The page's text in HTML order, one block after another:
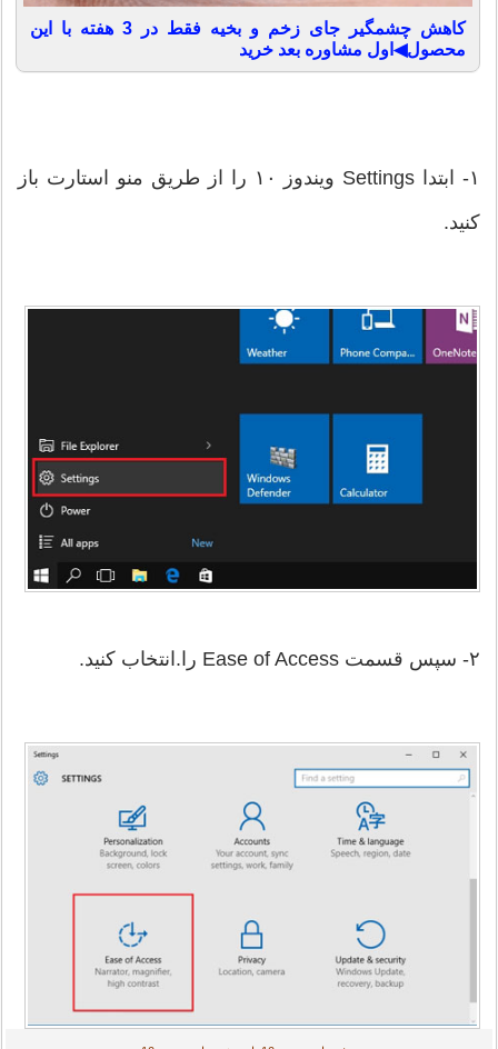
کاهش چشمگیر جای زخم و بخیه فقط در 3 هفته با این
محصول◀اول مشاوره بعد خرید
۱- ابتدا Settings ویندوز ۱۰ را از طریق منو استارت باز
کنید.
۲- سپس قسمت Ease of Access را.انتخاب کنید.